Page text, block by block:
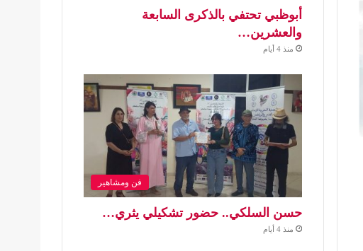
أبوظبي تحتفي بالذكرى السابعة
والعشرين…
منذ 4 أيام
فن ومشاهير
حسن السلكي.. حضور تشكيلي يثري…
منذ 4 أيام